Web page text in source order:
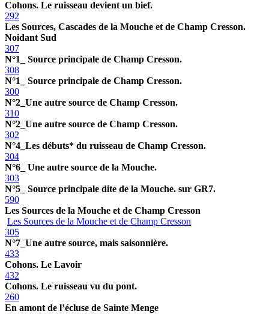
Cohons. Le ruisseau devient un bief.
292
Les Sources, Cascades de la Mouche et de Champ Cresson.
Noidant Sud
307
N°1_ Source principale de Champ Cresson.
308
N°1_ Source principale de Champ Cresson.
300
N°2_Une autre source de Champ Cresson.
310
N°2_Une autre source de Champ Cresson.
302
N°4_Les débuts* du ruisseau de Champ Cresson.
304
N°6_ Une autre source de la Mouche.
303
N°5_ Source principale dite de la Mouche. sur GR7.
590
Les Sources de la Mouche et de Champ Cresson
Les Sources de la Mouche et de Champ Cresson
305
N°7_Une autre source, mais saisonnière.
433
Cohons. Le Lavoir
432
Cohons. Le ruisseau vu du pont.
260
En amont de l’écluse de Sainte Menge